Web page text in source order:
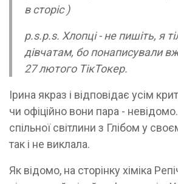
в сторіс )
p.s.p.s. Хлопці - не пишіть, я
дівчатам, бо понаписували
27 лютого ТікТокер.
Ірина якраз і відповідає усім
чи офіційно вони пара -
спільної світлини з Глібом у
так і не виклала.
Як відомо, на сторінку хіміка